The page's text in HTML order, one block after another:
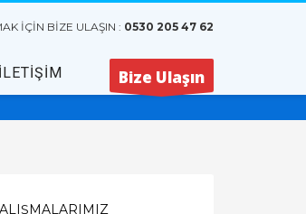
İÇİN BİZE ULAŞIN : 0530 205 47 62
İLETİŞİM Bize Ulaşın